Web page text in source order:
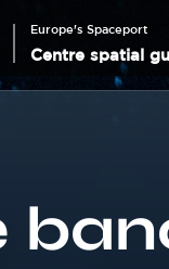
Europe's Spaceport
Centre spatial